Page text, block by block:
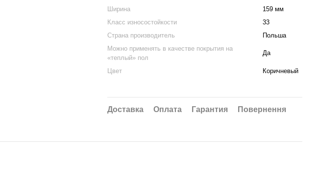
Ширина
159 мм
Класс износостойкости
33
Страна производитель
Польша
Можно применять в качестве покрытия на
«теплый» пол
Да
Цвет Коричневый
Доставка Оплата Гарантия Повернення